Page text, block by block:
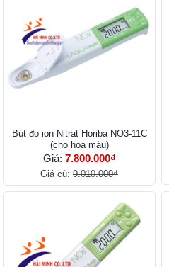
Bút đo ion Nitrat Horiba NO3-11C
(cho hoa màu)
Giá: 7.800.000₫
Giá cũ: 9.010.000₫